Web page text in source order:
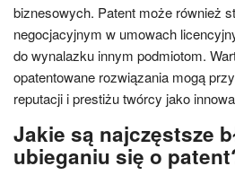
biznesowych. Patent może również
negocjacyjnym w umowach
do wynalazku innym podmiotom.
opatentowane rozwiązania mogą
reputacji i prestiżu twórcy jako
Jakie są najczęstsze
ubieganiu się o